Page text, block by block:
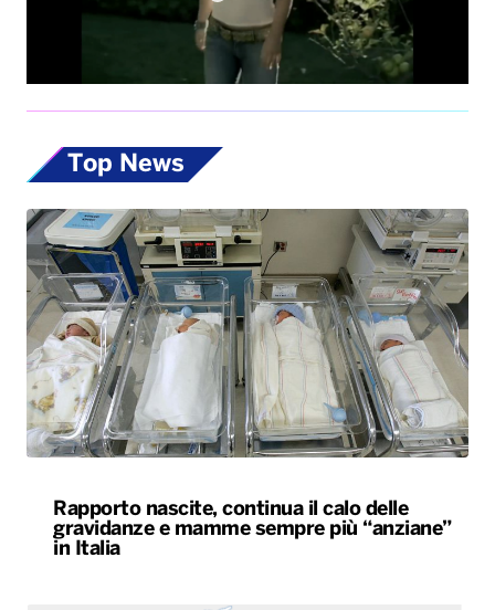
Top News
Rapporto nascite, continua il calo delle
gravidanze e mamme sempre più “anziane”
in Italia